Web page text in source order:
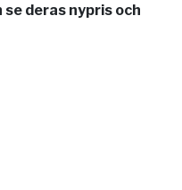
deras nypris och